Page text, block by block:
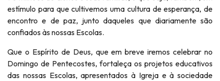
estímulo para que cultivemos uma cultura de esperança, de
encontro e de paz, junto daqueles que diariamente são
confiados às nossas Escolas.
Que o Espírito de Deus, que em breve iremos celebrar no
Domingo de Pentecostes, fortaleça os projetos educativos
das nossas Escolas, apresentados à Igreja e à sociedade